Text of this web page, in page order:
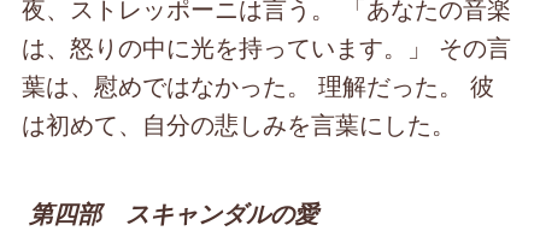
夜、ストレッポーニは言う。 「あなたの音楽
は、怒りの中に光を持っています。」 その言
葉は、慰めではなかった。 理解だった。 彼
は初めて、自分の悲しみを言葉にした。
第四部 スキャンダルの愛